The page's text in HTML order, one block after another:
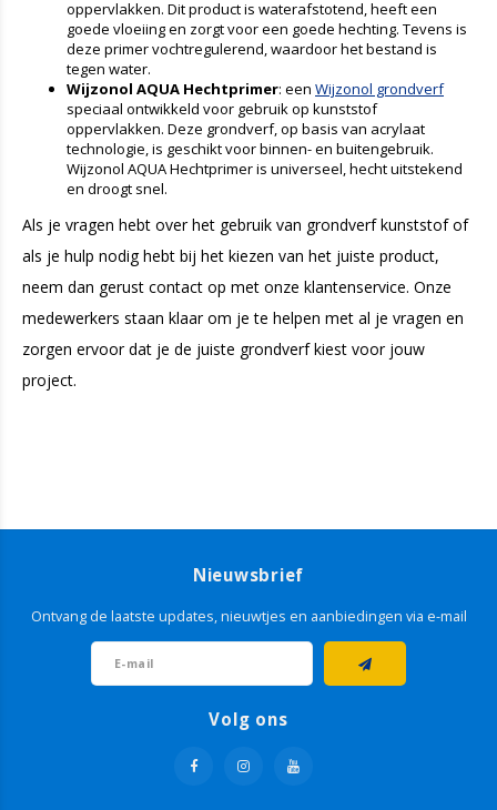
oppervlakken. Dit product is waterafstotend, heeft een
goede vloeiing en zorgt voor een goede hechting. Tevens is
deze primer vochtregulerend, waardoor het bestand is
tegen water.
Wijzonol AQUA Hechtprimer: een Wijzonol grondverf
speciaal ontwikkeld voor gebruik op kunststof
oppervlakken. Deze grondverf, op basis van acrylaat
technologie, is geschikt voor binnen- en buitengebruik.
Wijzonol AQUA Hechtprimer is universeel, hecht uitstekend
en droogt snel.
Als je vragen hebt over het gebruik van grondverf kunststof of
als je hulp nodig hebt bij het kiezen van het juiste product,
neem dan gerust contact op met onze klantenservice. Onze
medewerkers staan klaar om je te helpen met al je vragen en
zorgen ervoor dat je de juiste grondverf kiest voor jouw
project.
Nieuwsbrief
Ontvang de laatste updates, nieuwtjes en aanbiedingen via e-mail
Volg ons